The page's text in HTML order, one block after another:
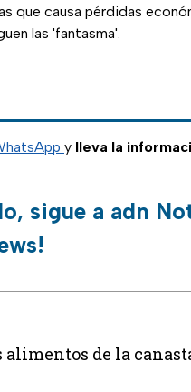
que causa pérdidas
las 'fantasma'.
y lleva la
sigue a adn
alimentos de la